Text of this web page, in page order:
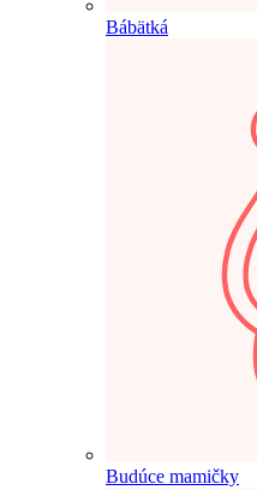
Bábätká
Budúce mamičky